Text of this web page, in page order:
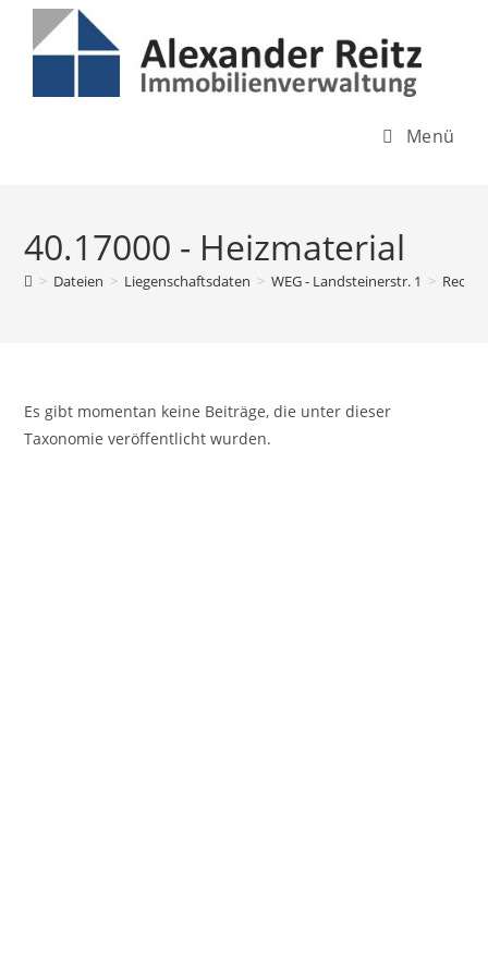
springen
Inhalt
Menü
40.17000 - Heizmaterial
> Dateien > Liegenschaftsdaten > WEG - Landsteinerstr. 1 >
Es gibt momentan keine Beiträge, die unter dieser
Taxonomie veröffentlicht wurden.